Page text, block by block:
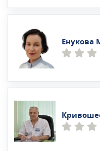
Енукова